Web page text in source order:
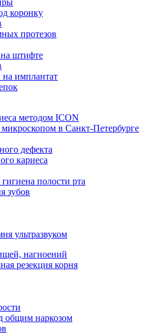
коронку
протезов
на штифте
на имплантат
методом ICON
в Санкт-Петербурге
дефекта
кариеса
полости рта
зубов
ультразвуком
нагноений
резекция корня
общим наркозом